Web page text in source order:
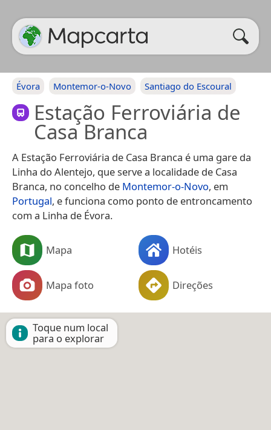
Évora Montemor-o-Novo Santiago do Escoural
Estação Ferroviária de
Casa Branca
A Estação Ferroviária de Casa Branca é uma gare da
Linha do Alentejo, que serve a localidade de Casa
Branca, no concelho de Montemor-o-Novo, em
Portugal, e funciona como ponto de entroncamento
com a Linha de Évora.
Mapa Hotéis
Mapa foto Direções
Toque num local
para o explorar